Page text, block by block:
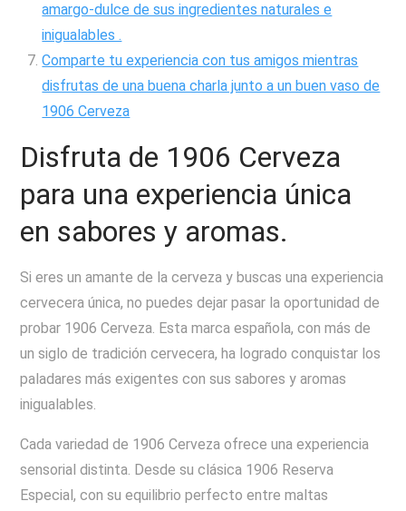
amargo-dulce de sus ingredientes naturales e
inigualables .
Comparte tu experiencia con tus amigos mientras
disfrutas de una buena charla junto a un buen vaso de
1906 Cerveza
Disfruta de 1906 Cerveza
para una experiencia única
en sabores y aromas.
Si eres un amante de la cerveza y buscas una experiencia
cervecera única, no puedes dejar pasar la oportunidad de
probar 1906 Cerveza. Esta marca española, con más de
un siglo de tradición cervecera, ha logrado conquistar los
paladares más exigentes con sus sabores y aromas
inigualables.
Cada variedad de 1906 Cerveza ofrece una experiencia
sensorial distinta. Desde su clásica 1906 Reserva
Especial, con su equilibrio perfecto entre maltas